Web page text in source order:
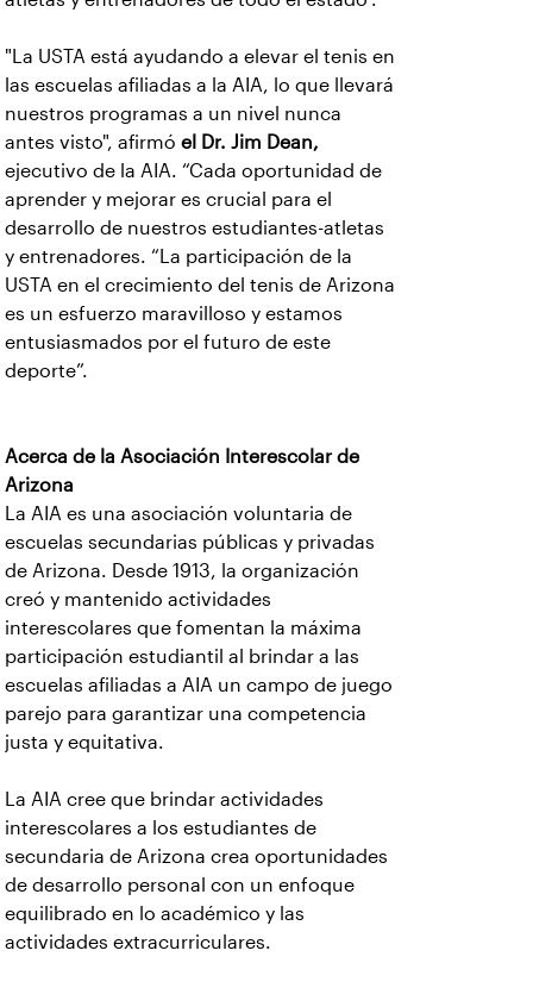
"La USTA está ayudando a elevar el tenis en
las escuelas afiliadas a la AIA, lo que llevará
nuestros programas a un nivel nunca
antes visto", afirmó el Dr. Jim Dean,
ejecutivo de la AIA. “Cada oportunidad de
aprender y mejorar es crucial para el
desarrollo de nuestros estudiantes-atletas
y entrenadores. “La participación de la
USTA en el crecimiento del tenis de Arizona
es un esfuerzo maravilloso y estamos
entusiasmados por el futuro de este
deporte”.
Acerca de la Asociación Interescolar de
Arizona
La AIA es una asociación voluntaria de
escuelas secundarias públicas y privadas
de Arizona. Desde 1913, la organización
creó y mantenido actividades
interescolares que fomentan la máxima
participación estudiantil al brindar a las
escuelas afiliadas a AIA un campo de juego
parejo para garantizar una competencia
justa y equitativa.
La AIA cree que brindar actividades
interescolares a los estudiantes de
secundaria de Arizona crea oportunidades
de desarrollo personal con un enfoque
equilibrado en lo académico y las
actividades extracurriculares.